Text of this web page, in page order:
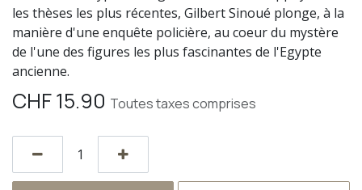
les thèses les plus récentes, Gilbert Sinoué plonge, à la
manière d'une enquête policière, au coeur du mystère
de l'une des figures les plus fascinantes de l'Egypte
ancienne.
CHF15.90 Toutes taxes comprises